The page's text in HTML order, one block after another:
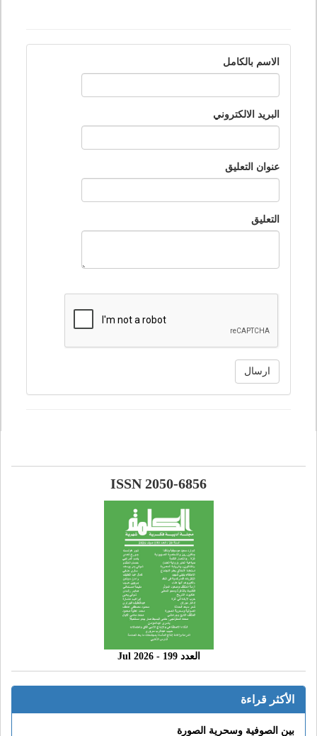
الاسم بالكامل
البريد الالكتروني
عنوان التعليق
التعليق
ارسال
ISSN 2050-6856
العدد 199 - 2026 Jul
الأكثر قراءة
بين الصوفية وسحرية الصورة